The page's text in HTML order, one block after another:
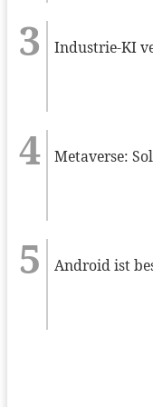
Industrie-KI
Metaverse:
Android ist